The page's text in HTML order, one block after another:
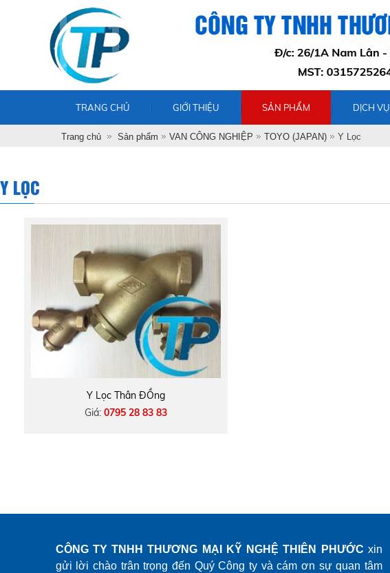
TRANG CHỦ GIỚI THIỆU SẢN PHẨM DỊCH VỤ
Trang chủ Sản phẩm VAN CÔNG NGHIỆP TOYO (JAPAN) Y Lọc
Y LỌC
Y Lọc Thân ĐỒng
Giá: 0795 28 83 83
CÔNG TY TNHH THƯƠNG MẠI KỸ NGHỆ THIÊN PHƯỚC xin
gửi lời chào trân trọng đến Quý Công ty và cám ơn sự quan tâm